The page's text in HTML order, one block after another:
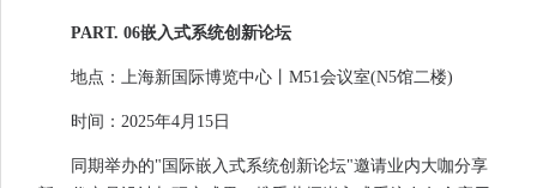
PART. 06嵌入式系统创新论坛
地点：上海新国际博览中心丨M51会议室(N5馆二楼)
时间：2025年4月15日
同期举办的"国际嵌入式系统创新论坛"邀请业内大咖分享